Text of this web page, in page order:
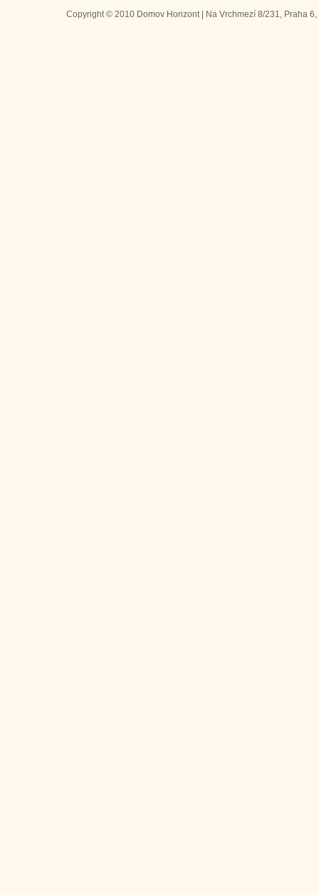
Copyright © 2010 Domov Horizont | Na Vrchmezí 8/231, Praha